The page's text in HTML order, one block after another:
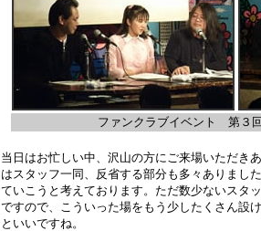
ファンクラブイベント 第３
当日はお忙しい中、沢山の方にご来場いただき
はスタッフ一同、反省する部分も多々ありまし
ていこうと考えております。ただ数少ないスタ
ですので、こういった場をもう少したくさん設
といいですね。